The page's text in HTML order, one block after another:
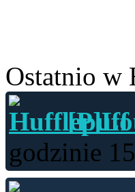
Ostatnio w
godzinie